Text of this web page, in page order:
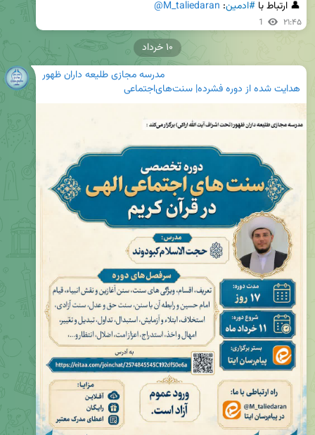
👤 ارتباط با #ادمین:
@M_taliedaran
1 ۲۱:۴۵
مدرسه مجازی طلیعه داران ظهور
هدایت شده از دوره فشرده| سنت‌های‌اجتماعی
۱۰ خرداد